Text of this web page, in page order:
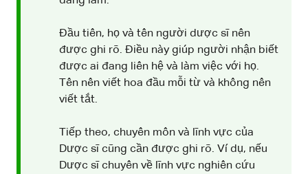
Đầu tiên, họ và tên người dược sĩ nên
được ghi rõ. Điều này giúp người nhận biết
được ai đang liên hệ và làm việc với họ.
Tên nên viết hoa đầu mỗi từ và không nên
viết tắt.
Tiếp theo, chuyên môn và lĩnh vực của
Dược sĩ cũng cần được ghi rõ. Ví dụ, nếu
Dược sĩ chuyên về lĩnh vực nghiên cứu